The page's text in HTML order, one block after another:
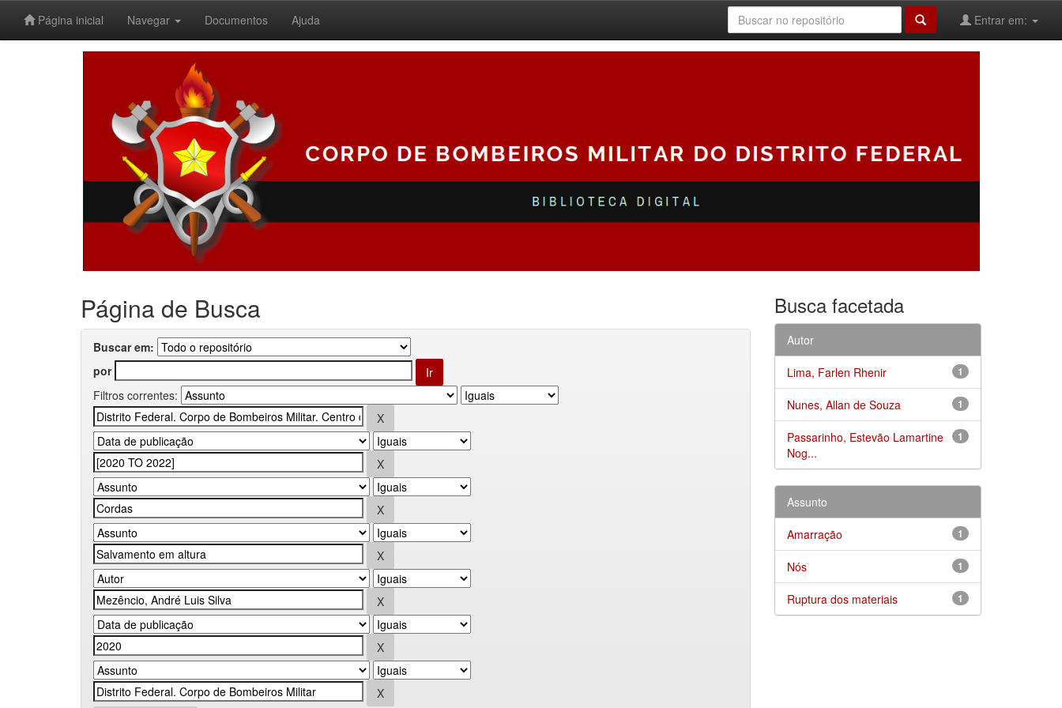
Página inicial Navegar Documentos Ajuda Entrar em:
Página de Busca
Buscar em:
por
Filtros correntes:
Busca facetada
Autor
1
Lima, Farlen Rhenir
1
Nunes, Allan de Souza
1
Passarinho, Estevão Lamartine
Nog...
Assunto
1
Amarração
1
Nós
1
Ruptura dos materiais